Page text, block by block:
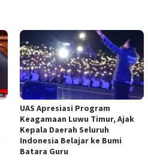
UAS Apresiasi Program
Keagamaan Luwu Timur, Ajak
Kepala Daerah Seluruh
Indonesia Belajar ke Bumi
Batara Guru